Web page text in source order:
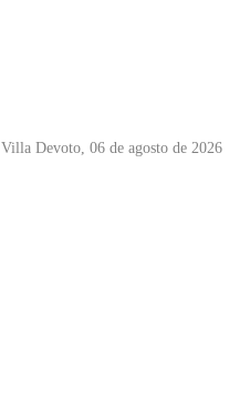
Villa Devoto, 06 de agosto de 2026